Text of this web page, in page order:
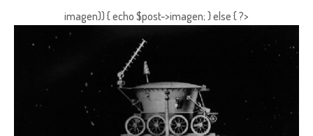
imagen)) { echo $post->imagen; } else { ?>